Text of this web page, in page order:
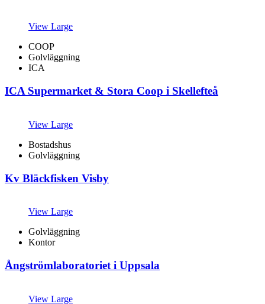
View Large
COOP
Golvläggning
ICA
ICA Supermarket & Stora Coop i Skellefteå
View Large
Bostadshus
Golvläggning
Kv Bläckfisken Visby
View Large
Golvläggning
Kontor
Ångströmlaboratoriet i Uppsala
View Large